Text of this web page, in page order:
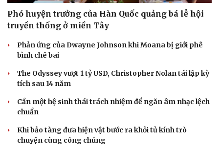
Phó huyện trưởng của Hàn Quốc quảng bá lễ hội
truyền thống ở miền Tây
Phản ứng của Dwayne Johnson khi Moana bị giới phê
bình chê bai
The Odyssey vượt 1 tỷ USD, Christopher Nolan tái lập kỳ
tích sau 14 năm
Cần một hệ sinh thái trách nhiệm để ngăn âm nhạc lệch
chuẩn
Khi bảo tàng đưa hiện vật bước ra khỏi tủ kính trò
chuyện cùng công chúng